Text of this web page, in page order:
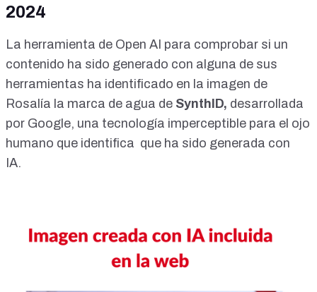
2024
La herramienta de Open AI para comprobar si un
contenido ha sido generado con alguna de sus
herramientas ha identificado en la imagen de
Rosalía la marca de agua de SynthID, desarrollada
por Google, una tecnología imperceptible para el ojo
humano que identifica que ha sido generada con
IA.